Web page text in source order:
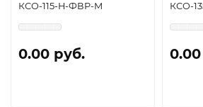
КСО-115-Н-ФВР-М
0.00 руб.
КСО-